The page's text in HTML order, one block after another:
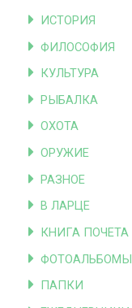
ИСТОРИЯ
ФИЛОСОФИЯ
КУЛЬТУРА
РЫБАЛКА
ОХОТА
ОРУЖИЕ
РАЗНОЕ
В ЛАРЦЕ
КНИГА ПОЧЕТА
ФОТОАЛЬБОМЫ
ПАПКИ